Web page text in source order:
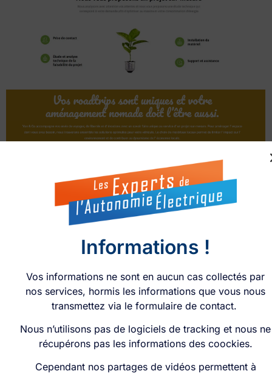
Informations !
Vos informations ne sont en aucun cas collectés par
nos services, hormis les informations que vous nous
transmettez via le formulaire de contact.
Nous n’utilisons pas de logiciels de tracking et nous ne
récupérons pas les informations des coockies.
Cependant nos partages de vidéos permettent à